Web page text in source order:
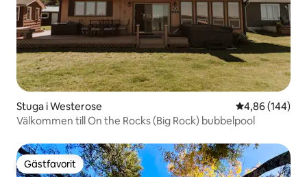
Stuga i Westerose 4,86 av 5 i
4,86 (144)
Välkommen till On the Rocks (Big Rock) bubbelpool
Gästfavorit
Gästfavorit